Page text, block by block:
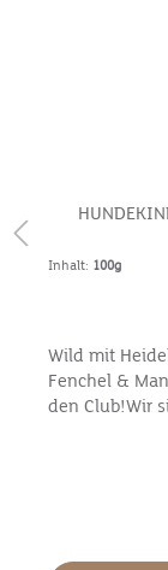
Inhalt: 100g
Wild mit
Fenchel &
den Club!Wir
speziell auf
ausgerichtet.